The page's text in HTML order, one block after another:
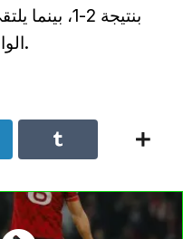
الواحدة ظهرا بتوقيت الجزائر، لحساب الجولة الأولى من المجموعة الرابعة.